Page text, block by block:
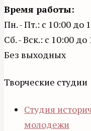
Время работы:
Пн. - Пт.: с 10:00 до
Сб. - Вск.: с 10:00 до
Без выходных
Творческие студии
Студия
молодежи